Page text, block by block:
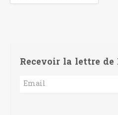
Recevoir la lettre de